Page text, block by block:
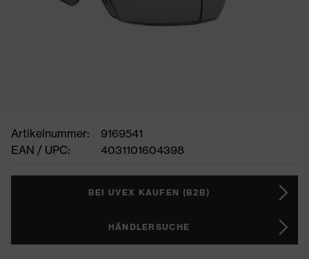
Artikelnummer:
9169541
EAN / UPC:
4031101604398
BEI UVEX KAUFEN (B2B)
HÄNDLERSUCHE